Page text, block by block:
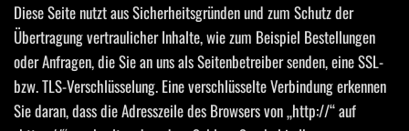
Diese Seite nutzt aus Sicherheitsgründen und zum Schutz der
Übertragung vertraulicher Inhalte, wie zum Beispiel Bestellungen
oder Anfragen, die Sie an uns als Seitenbetreiber senden, eine SSL-
bzw. TLS-Verschlüsselung. Eine verschlüsselte Verbindung erkennen
Sie daran, dass die Adresszeile des Browsers von „http://“ auf